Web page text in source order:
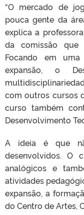
“O mercado de
pouca gente da
explica a
da comissão que
Focando em
expansão, o
com outros cursos
curso também
Desenvolvimento
A ideia é que
desenvolvidos. O
analógicos e
atividades
expansão, a
do Centro de Artes,